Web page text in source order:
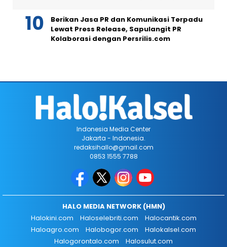
Berikan Jasa PR dan Komunikasi Terpadu
Lewat Press Release, Sapulangit PR
Kolaborasi dengan Persrilis.com
Indonesia Media Center
Jakarta - Indonesia.
redaksihallo@gmail.com
0853 1555 7788
HALO MEDIA NETWORK (HMN)
Halokini.com
Haloselebriti.com
Halocantik.com
Haloagro.com
Halobogor.com
Halokalsel.com
Halogorontalo.com
Halosulut.com